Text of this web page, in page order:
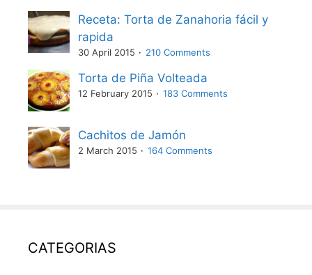
Receta: Torta de Zanahoria fácil y
rapida
30 April 2015 210 Comments
Torta de Piña Volteada
12 February 2015 183 Comments
Cachitos de Jamón
2 March 2015 164 Comments
CATEGORIAS